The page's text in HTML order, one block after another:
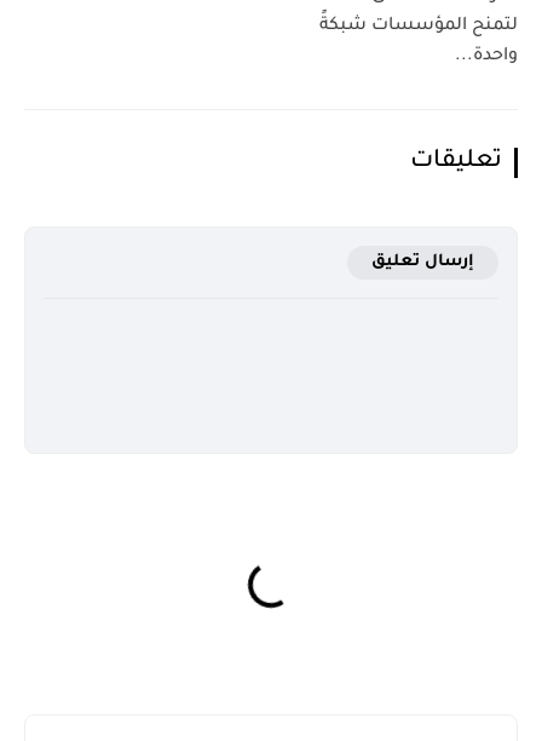
لتمنح المؤسسات شبكةً
واحدة...
تعليقات
إرسال تعليق